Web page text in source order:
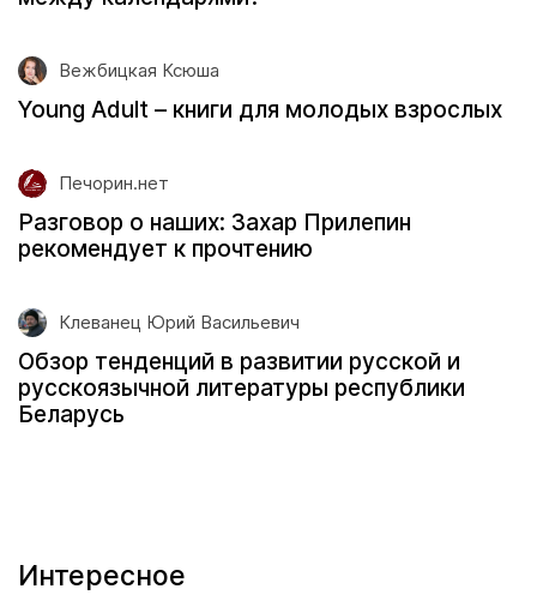
Вежбицкая Ксюша
Young Adult – книги для молодых взрослых
Печорин.нет
Разговор о наших: Захар Прилепин
рекомендует к прочтению
Клеванец Юрий Васильевич
Обзор тенденций в развитии русской и
русскоязычной литературы республики
Беларусь
Интересное